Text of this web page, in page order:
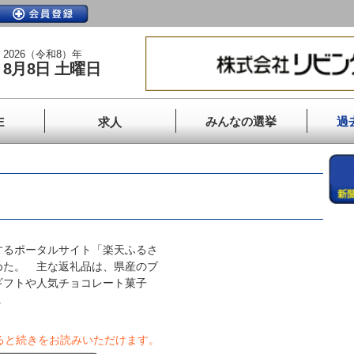
2026（令和8）年
8月8日 土曜日
求人 みんなの選挙 過
ポータルサイト「楽天ふるさ
た。 主な返礼品は、県産のブ
トや人気チョコレート菓子
続きをお読みいただけます。